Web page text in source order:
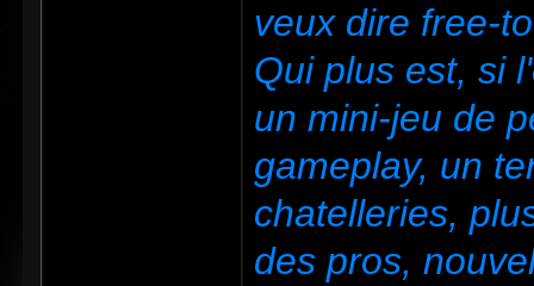
veux dire free-
Qui plus est, si
un mini-jeu de
gameplay, un
chatelleries,
des pros,